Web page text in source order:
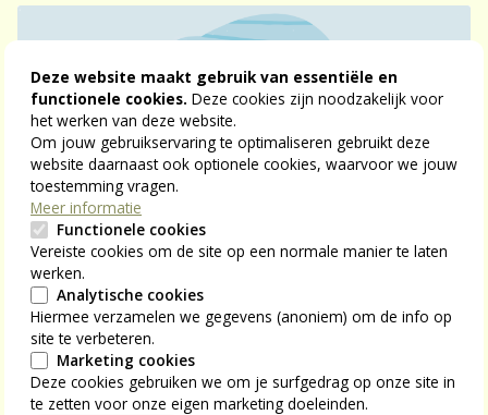
SWIPECAFÉ
Wil je graag digitaal mee zijn, maar heb je nog heel
wat vragen? Onze Swipecafés zijn er om je te
helpen.
Deze website maakt gebruik van essentiële en
functionele cookies. Deze cookies zijn noodzakelijk voor
het werken van deze website.
Om jouw gebruikservaring te optimaliseren gebruikt deze
website daarnaast ook optionele cookies, waarvoor we jouw
toestemming vragen.
Meer informatie
Functionele cookies
Vereiste cookies om de site op een normale manier te laten
werken.
Analytische cookies
Hiermee verzamelen we gegevens (anoniem) om de info op
site te verbeteren.
Marketing cookies
Deze cookies gebruiken we om je surfgedrag op onze site in
te zetten voor onze eigen marketing doeleinden.